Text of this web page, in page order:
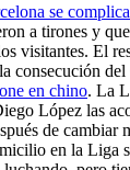
se
a tirones y
visitantes. El
consecución
en chino. La
López las
de
en la Liga